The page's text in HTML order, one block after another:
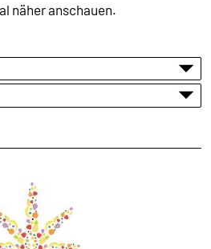
näher anschauen.